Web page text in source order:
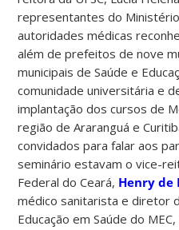
representantes do Ministério
autoridades médicas
além de prefeitos de nove
municipais de Saúde e
comunidade universitária e
implantação dos cursos de
região de Araranguá e
convidados para falar aos
seminário estavam o vice-
Federal do Ceará, Henry de
médico sanitarista e diretor
Educação em Saúde do